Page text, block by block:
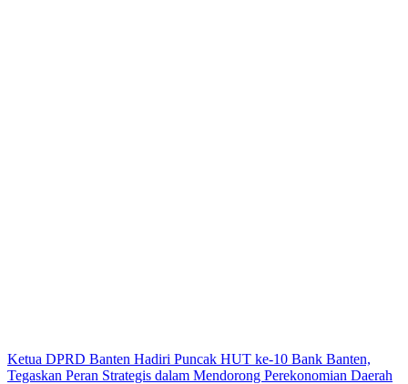
Ketua DPRD Banten Hadiri Puncak HUT ke-10 Bank Banten,
Tegaskan Peran Strategis dalam Mendorong Perekonomian Daerah